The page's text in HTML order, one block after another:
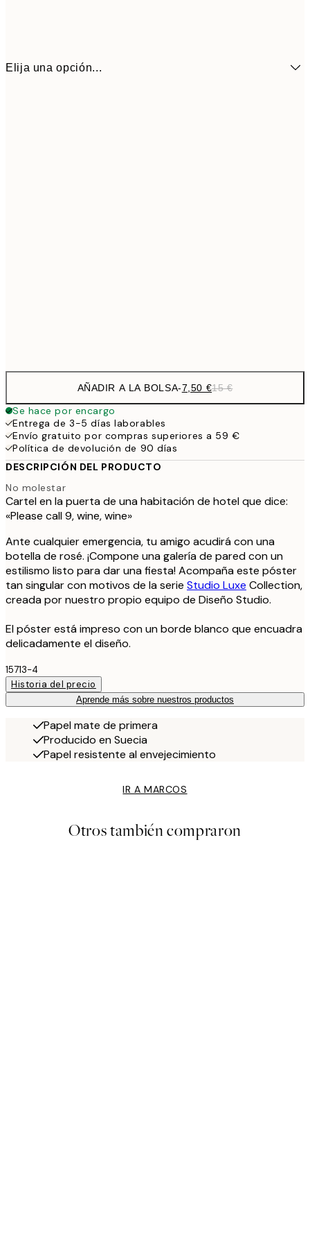
Elija una opción...
AÑADIR A LA BOLSA-7,50 €15 €
Se hace por encargo
Entrega de 3-5 días laborables
Envío gratuito por compras superiores a 59 €
Política de devolución de 90 días
DESCRIPCIÓN DEL PRODUCTO
No molestar
Cartel en la puerta de una habitación de hotel que dice:
«Please call 9, wine, wine»
Ante cualquier emergencia, tu amigo acudirá con una
botella de rosé. ¡Compone una galería de pared con un
estilismo listo para dar una fiesta! Acompaña este póster
tan singular con motivos de la serie Studio Luxe Collection,
creada por nuestro propio equipo de Diseño Studio.
El póster está impreso con un borde blanco que encuadra
delicadamente el diseño.
15713-4
Historia del precio
Aprende más sobre nuestros productos
Papel mate de primera
Producido en Suecia
Papel resistente al envejecimiento
IR A MARCOS
Otros también compraron